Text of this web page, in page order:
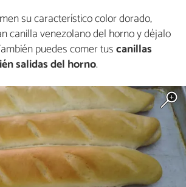
su característico color dorado,
canilla venezolano del horno y déjalo
puedes comer tuscanillas
salidas del horno.